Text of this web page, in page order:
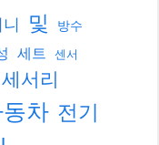
및 방수
세트 센서
서리
차 전기